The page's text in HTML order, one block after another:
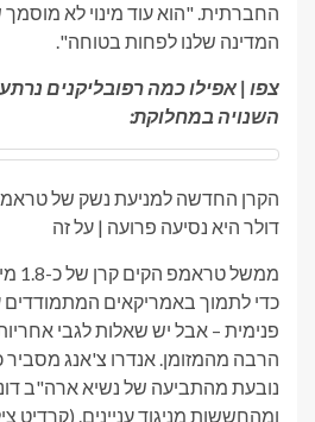
החברתית. "הוא עוד מינוי לא
המדינה שלנו לפחות בטוחה".
צפו | אפילו כמה רפובליקנים
השנויה במחלוקת:
דולר היא נסיעה פרועה | על זה
כדי לתמוך באמריקאים המתמודדים
פנימית – אבל יש שאלות לגבי אחריות
הרבה מהמזומן. אנדרו צ'אנג מסביר
נובעת מהתביעה של נשיא ארה"ב
ומהחששות מניגוד עניינים. (קרדיט